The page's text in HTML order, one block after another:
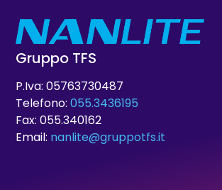
Gruppo TFS
P.Iva: 05763730487
Telefono: 055.3436195
Fax: 055.340162
Email: nanlite@gruppotfs.it